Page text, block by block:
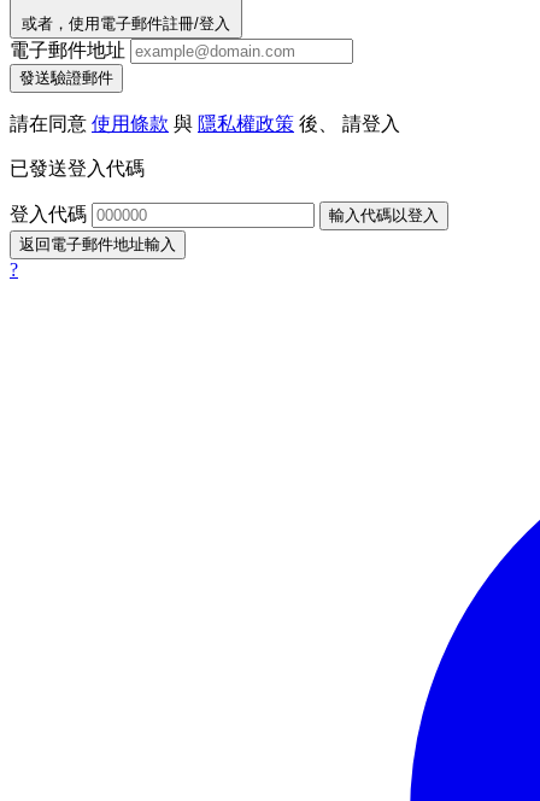
或者，使用電子郵件註冊/登入
電子郵件地址
發送驗證郵件
請在同意 使用條款 與 隱私權政策 後、 請登入
已發送登入代碼
登入代碼
輸入代碼以登入
返回電子郵件地址輸入
?